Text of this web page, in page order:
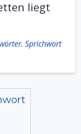
liegt
Sprichwort